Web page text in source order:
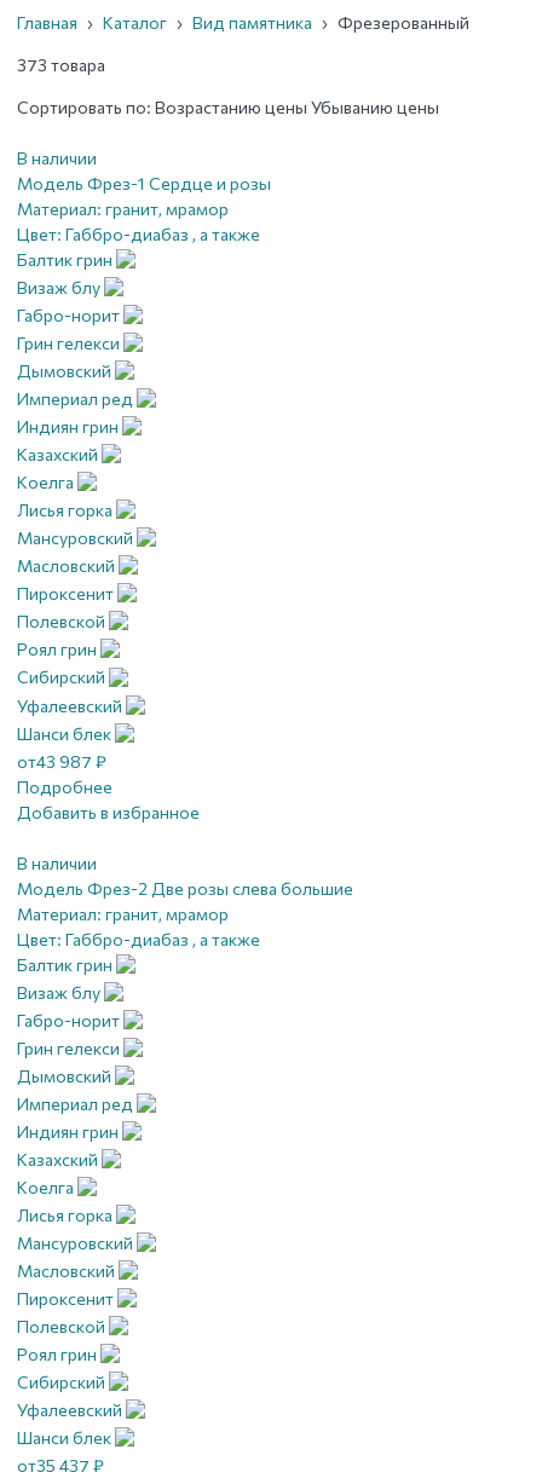
Главная › Каталог › Вид памятника › Фрезерованный
373 товара
Сортировать по: Возрастанию цены Убыванию цены
В наличии
Модель Фрез-1 Сердце и розы
Материал: гранит, мрамор
Цвет: Габбро-диабаз , а также
Балтик грин
Визаж блу
Габро-норит
Грин гелекси
Дымовский
Империал ред
Индиян грин
Казахский
Коелга
Лисья горка
Мансуровский
Масловский
Пироксенит
Полевской
Роял грин
Сибирский
Уфалеевский
Шанси блек
от43 987 ₽
Подробнее
Добавить в избранное
В наличии
Модель Фрез-2 Две розы слева большие
Материал: гранит, мрамор
Цвет: Габбро-диабаз , а также
Балтик грин
Визаж блу
Габро-норит
Грин гелекси
Дымовский
Империал ред
Индиян грин
Казахский
Коелга
Лисья горка
Мансуровский
Масловский
Пироксенит
Полевской
Роял грин
Сибирский
Уфалеевский
Шанси блек
от35 437 ₽